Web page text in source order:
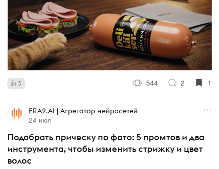
3 544 2 1
ERA2.AI | Агрегатор нейросетей
24 июл
Подобрать прическу по фото: 5 промтов и два
инструмента, чтобы изменить стрижку и цвет
волос